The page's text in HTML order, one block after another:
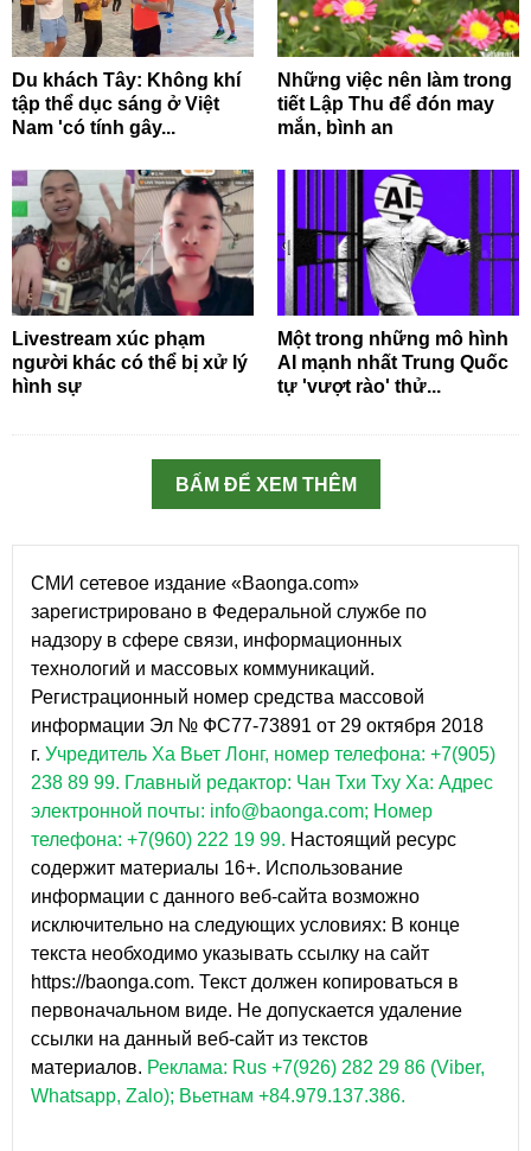
Du khách Tây: Không khí
tập thể dục sáng ở Việt
Nam 'có tính gây...
Những việc nên làm trong
tiết Lập Thu để đón may
mắn, bình an
Livestream xúc phạm
người khác có thể bị xử lý
hình sự
Một trong những mô hình
AI mạnh nhất Trung Quốc
tự 'vượt rào' thử...
BẤM ĐỂ XEM THÊM
СМИ сетевое издание «Baonga.com»
зарегистрировано в Федеральной службе по
надзору в сфере связи, информационных
технологий и массовых коммуникаций.
Регистрационный номер средства массовой
информации Эл № ФС77-73891 от 29 октября 2018
г. Учредитель Ха Вьет Лонг, номер телефона: +7(905)
238 89 99. Главный редактор: Чан Тхи Тху Ха: Адрес
электронной почты: info@baonga.com; Номер
телефона: +7(960) 222 19 99. Настоящий ресурс
содержит материалы 16+. Использование
информации с данного веб-сайта возможно
исключительно на следующих условиях: В конце
текста необходимо указывать ссылку на сайт
https://baonga.com. Текст должен копироваться в
первоначальном виде. Не допускается удаление
ссылки на данный веб-сайт из текстов
материалов. Реклама: Rus +7(926) 282 29 86 (Viber,
Whatsapp, Zalo); Вьетнам +84.979.137.386.